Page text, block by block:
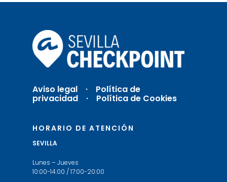
Aviso legal · Política de
privacidad · Política de Cookies
HORARIO DE ATENCIÓN
SEVILLA
Lunes – Jueves
10:00-14:00 / 17:00-20:00